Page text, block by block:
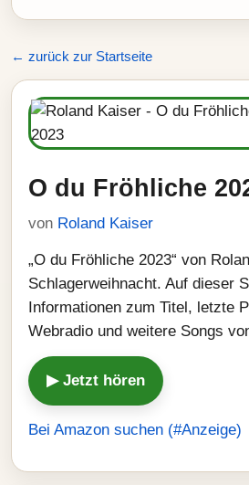
← zurück zur Startseite
O du Fröhliche
von Roland Kaiser
„O du Fröhliche 2023“ von
Schlagerweihnacht. Auf dieser
Informationen zum Titel, letzte
Webradio und weitere Songs
▶ Jetzt hören
Bei Amazon suchen (#Anzeige)